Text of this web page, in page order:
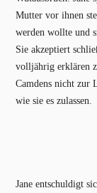
Mutter vor ihnen
werden wollte und
Sie akzeptiert
volljährig erklären
Camdens nicht zur
wie sie es zulassen.
Jane entschuldigt